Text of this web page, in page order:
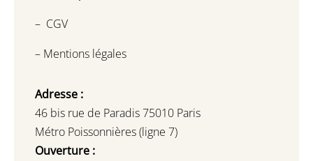
– CGV
– Mentions légales
Adresse :
46 bis rue de Paradis 75010 Paris
Métro Poissonnières (ligne 7)
Ouverture :